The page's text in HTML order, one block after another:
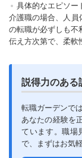
具体的なエピソー
介護職の場合、人員
の転職が必ずしも不
伝え方次第で、柔軟
説得力のある
転職ガーデンで
あなたの経験を
ています。職場
で、まずはお気